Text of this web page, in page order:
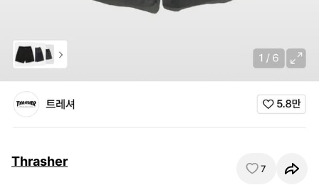
Thrasher 7